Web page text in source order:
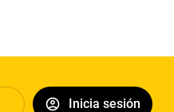
Inicia sesión